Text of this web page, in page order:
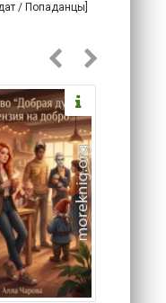
/ Попаданцы]